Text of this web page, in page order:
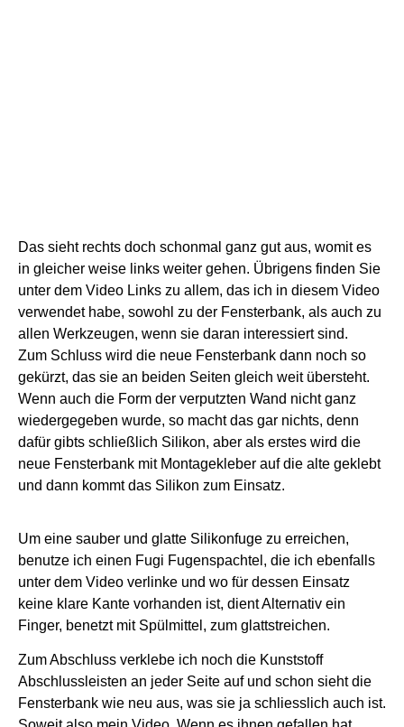
Das sieht rechts doch schonmal ganz gut aus, womit es
in gleicher weise links weiter gehen. Übrigens finden Sie
unter dem Video Links zu allem, das ich in diesem Video
verwendet habe, sowohl zu der Fensterbank, als auch zu
allen Werkzeugen, wenn sie daran interessiert sind.
Zum Schluss wird die neue Fensterbank dann noch so
gekürzt, das sie an beiden Seiten gleich weit übersteht.
Wenn auch die Form der verputzten Wand nicht ganz
wiedergegeben wurde, so macht das gar nichts, denn
dafür gibts schließlich Silikon, aber als erstes wird die
neue Fensterbank mit Montagekleber auf die alte geklebt
und dann kommt das Silikon zum Einsatz.
Um eine sauber und glatte Silikonfuge zu erreichen,
benutze ich einen Fugi Fugenspachtel, die ich ebenfalls
unter dem Video verlinke und wo für dessen Einsatz
keine klare Kante vorhanden ist, dient Alternativ ein
Finger, benetzt mit Spülmittel, zum glattstreichen.
Zum Abschluss verklebe ich noch die Kunststoff
Abschlussleisten an jeder Seite auf und schon sieht die
Fensterbank wie neu aus, was sie ja schliesslich auch ist.